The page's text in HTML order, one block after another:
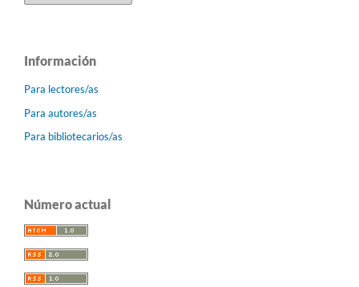
Información
Para lectores/as
Para autores/as
Para bibliotecarios/as
Número actual